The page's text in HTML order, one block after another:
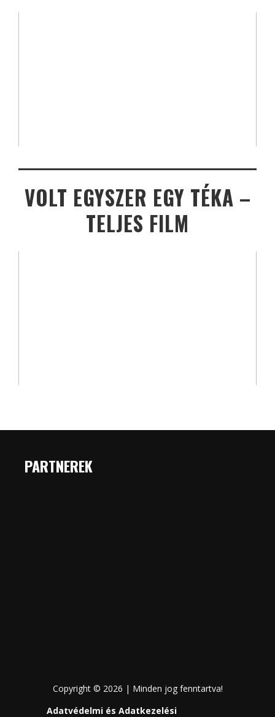
VOLT EGYSZER EGY TÉKA –
TELJES FILM
PARTNEREK
Copyright © 2026 | Minden jog fenntartva!
Adatvédelmi és Adatkezelési